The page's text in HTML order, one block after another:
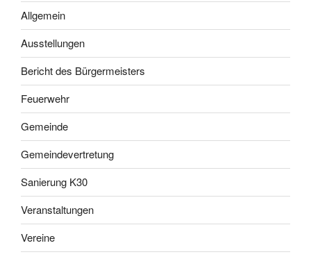
Allgemein
Ausstellungen
Bericht des Bürgermeisters
Feuerwehr
Gemeinde
Gemeindevertretung
Sanierung K30
Veranstaltungen
Vereine